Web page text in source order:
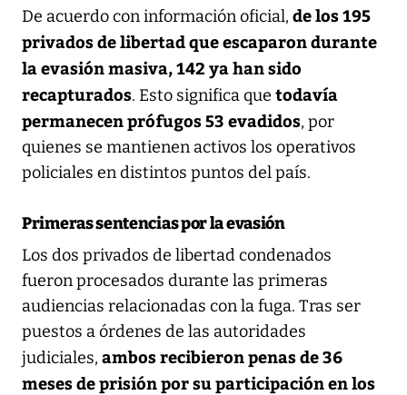
De acuerdo con información oficial, de los 195
privados de libertad que escaparon durante
la evasión masiva, 142 ya han sido
recapturados. Esto significa que todavía
permanecen prófugos 53 evadidos, por
quienes se mantienen activos los operativos
policiales en distintos puntos del país.
Primeras sentencias por la evasión
Los dos privados de libertad condenados
fueron procesados durante las primeras
audiencias relacionadas con la fuga. Tras ser
puestos a órdenes de las autoridades
judiciales, ambos recibieron penas de 36
meses de prisión por su participación en los